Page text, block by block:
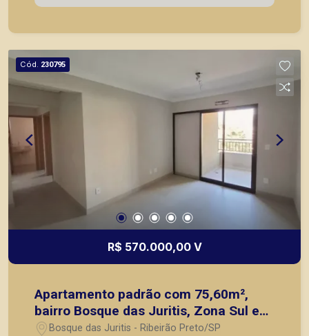
apartamentos próximos a mercados, farmácias,
Cód. 230795
R$ 570.000,00 V
Apartamento padrão com 75,60m²,
bairro Bosque das Juritis, Zona Sul em
Ribeirão Preto/SP.
Bosque das Juritis - Ribeirão Preto/SP